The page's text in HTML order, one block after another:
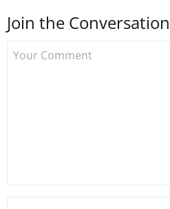
Join the Conversation